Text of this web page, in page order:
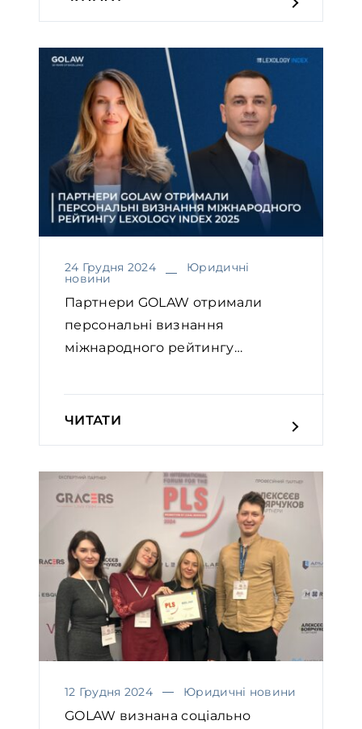
24 Грудня 2024 Юридичні
новини
Партнери GOLAW отримали
персональні визнання
міжнародного рейтингу
ЧИТАТИ
12 Грудня 2024 Юридичні новини
GOLAW визнана соціально